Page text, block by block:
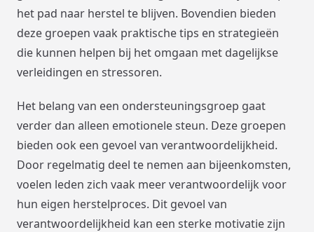
het pad naar herstel te blijven. Bovendien bieden
deze groepen vaak praktische tips en strategieën
die kunnen helpen bij het omgaan met dagelijkse
verleidingen en stressoren.
Het belang van een ondersteuningsgroep gaat
verder dan alleen emotionele steun. Deze groepen
bieden ook een gevoel van verantwoordelijkheid.
Door regelmatig deel te nemen aan bijeenkomsten,
voelen leden zich vaak meer verantwoordelijk voor
hun eigen herstelproces. Dit gevoel van
verantwoordelijkheid kan een sterke motivatie zijn